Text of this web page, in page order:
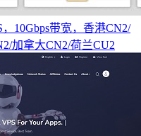
10Gbps带宽，香港CN2/
加拿大CN2/荷兰CU2